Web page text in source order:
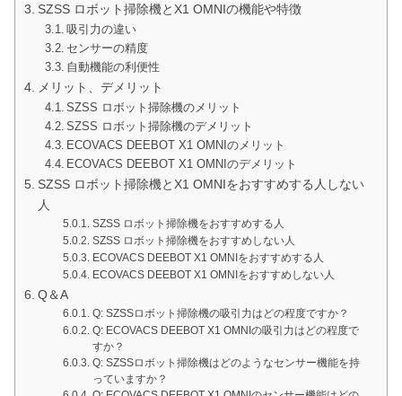
SZSS ロボット掃除機とX1 OMNIの機能や特徴
吸引力の違い
センサーの精度
自動機能の利便性
メリット、デメリット
SZSS ロボット掃除機のメリット
SZSS ロボット掃除機のデメリット
ECOVACS DEEBOT X1 OMNIのメリット
ECOVACS DEEBOT X1 OMNIのデメリット
SZSS ロボット掃除機とX1 OMNIをおすすめする人しない
人
SZSS ロボット掃除機をおすすめする人
SZSS ロボット掃除機をおすすめしない人
ECOVACS DEEBOT X1 OMNIをおすすめする人
ECOVACS DEEBOT X1 OMNIをおすすめしない人
Q＆A
Q: SZSSロボット掃除機の吸引力はどの程度ですか？
Q: ECOVACS DEEBOT X1 OMNIの吸引力はどの程度で
すか？
Q: SZSSロボット掃除機はどのようなセンサー機能を持
っていますか？